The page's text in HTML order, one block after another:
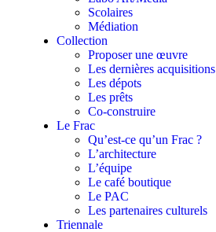
Scolaires
Médiation
Collection
Proposer une œuvre
Les dernières acquisitions
Les dépots
Les prêts
Co-construire
Le Frac
Qu’est-ce qu’un Frac ?
L’architecture
L’équipe
Le café boutique
Le PAC
Les partenaires culturels
Triennale